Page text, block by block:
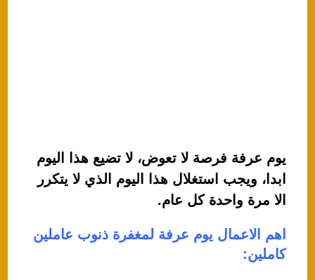
يوم عرفة فرصة لا تعوض، لا تضيع هذا اليوم
ابدا، ويجب استغلال هذا اليوم الذي لا يتكرر
الا مرة واحدة كل عام.
اهم الاعمال يوم عرفة لمغفرة ذنوب عاملين
كاملين: